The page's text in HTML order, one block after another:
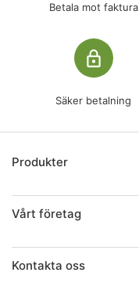
Betala mot faktura
lock_outline
Säker betalning
Produkter
Vårt företag
Kontakta oss